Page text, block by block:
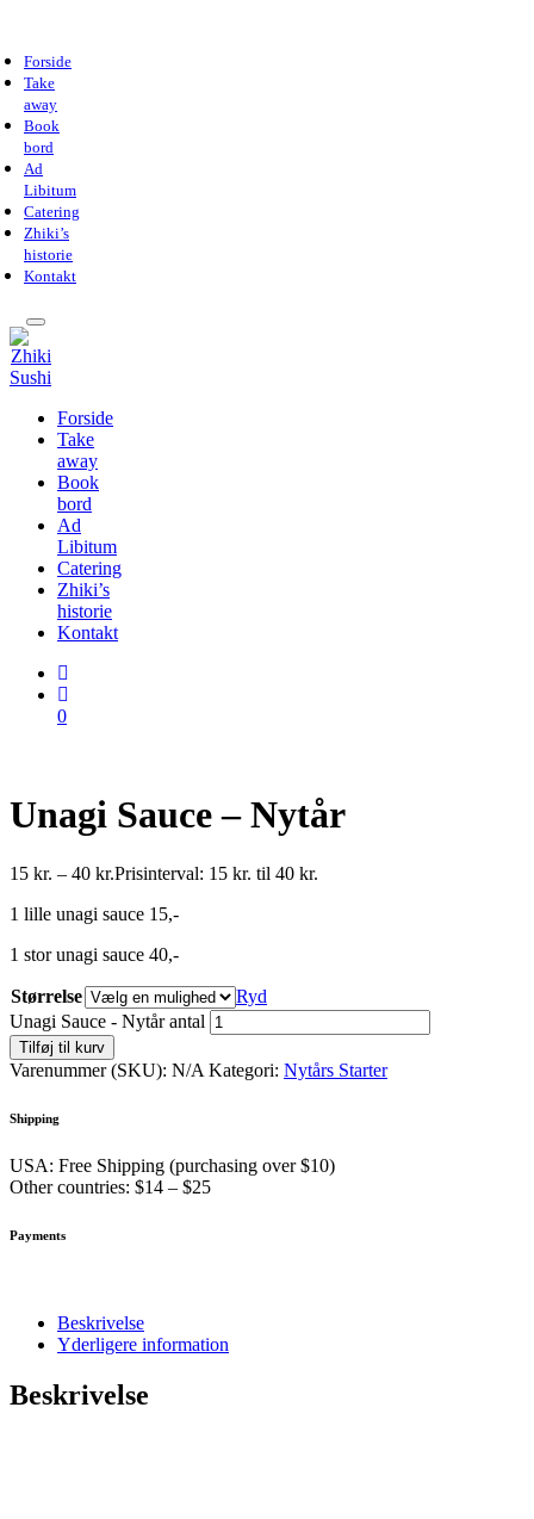
Forside
Take
away
Book
bord
Ad
Libitum
Catering
Zhiki’s
historie
Kontakt
Forside
Take
away
Book
bord
Ad
Libitum
Catering
Zhiki’s
historie
Kontakt
0
Unagi Sauce – Nytår
15 kr. – 40 kr.Prisinterval: 15 kr. til 40 kr.
1 lille unagi sauce 15,-
1 stor unagi sauce 40,-
Størrelse
Ryd
Unagi Sauce - Nytår antal
Tilføj til kurv
Varenummer (SKU): N/A Kategori: Nytårs Starter
Shipping
USA: Free Shipping (purchasing over $10)
Other countries: $14 – $25
Payments
Beskrivelse
Yderligere information
Beskrivelse